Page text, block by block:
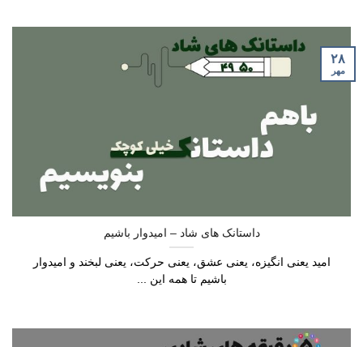
داستانک های شاد – امیدوار باشیم
امید یعنی انگیزه، یعنی عشق، یعنی حرکت، یعنی لبخند و امیدوار
باشیم تا همه این ...
۲۸
مهر